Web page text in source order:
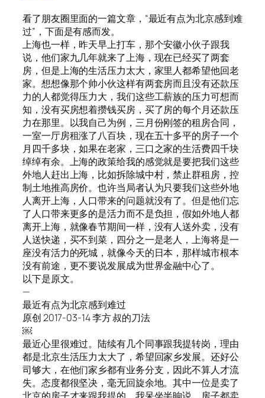
看了朋友圈里面的一篇文章，“最近有点为北京感到难
过”，下面是有感而发。
上海也一样，昨天早上打车，那个安徽小伙子跟我
说，他们家九几年就来了上海，现在已经买了两套
房，但是上海的生活压力太大，家里人都希望他回老
家。想想像那个帅小伙这样有两套房而且没有还款压
力的人都觉得压力大，我们这些工薪族的压力可想而
知，没有买房想着攒钱买房，买了房的每个月还款压
力在那里。以我自己为例，三月份刚签的租房合同，
一室一厅房租涨了八百块，现在五十多平的房子一个
月四千多块，如果在老家，三口之家的生活费四千块
绰绰有余。上海的政策给我的感觉就是要把我们这些
外地人赶出上海，比如拆除城中村，禁止群租房，控
制土地推高房价。也许当局者认为只要我们这些外地
人离开上海，人口带来的问题就没有了。但是他们忘
了人口带来更多的是活力而不是负担，假如外地人都
离开上海，就像春节期间一样，没有人送外卖，没有
人送快递，买不到菜，四分之一是老人，上海将是一
座没有活力的死城，就像今天的日本，那样城市根本
没有前途，更不要说发展成为世界金融中心了。
以下是原文。
—
最近有点为北京感到难过
原创 2017-03-14 李方 叔的刀法
￼
最近心里很难过。陆续有几个同事跟我提转岗，理由
都是北京生活压力太大了，希望回家乡发展。还好公
司够大，在他们家乡都有业务分支，因此不算人才流
失。态度都很坚决，毫无回旋余地。其中一位是卖了